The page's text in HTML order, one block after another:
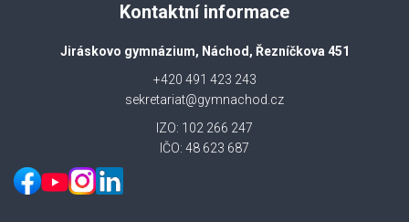
Kontaktní informace
Jiráskovo gymnázium, Náchod, Řezníčkova 451
+420 491 423 243
sekretariat@gymnachod.cz
IZO: 102 266 247
IČO: 48 623 687